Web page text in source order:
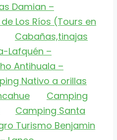
Damian –
Los Ríos (Tours en
Cabañas,tinajas
Lafquén –
Antihuala –
Nativo a orillas
Camping
Camping Santa
Turismo Benjamin